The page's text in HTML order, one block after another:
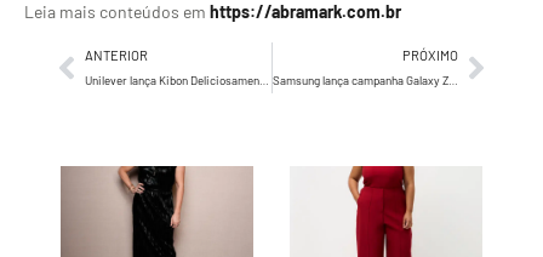
Leia mais conteúdos em https://abramark.com.br
ANTERIOR PRÓXIMO
Samsung lança campanha Galaxy Z em cena da novela “Um Lugar ao Sol”